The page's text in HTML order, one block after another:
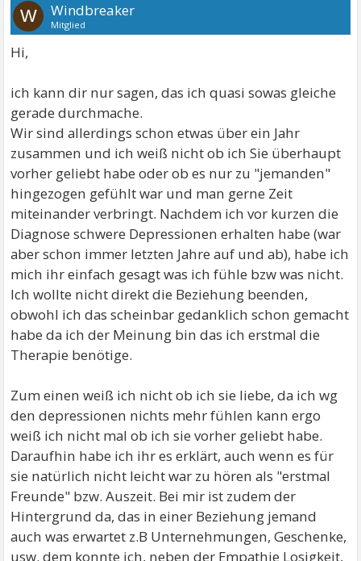
W Windbreaker
Mitglied
Hi,
ich kann dir nur sagen, das ich quasi sowas gleiche
gerade durchmache.
Wir sind allerdings schon etwas über ein Jahr
zusammen und ich weiß nicht ob ich Sie überhaupt
vorher geliebt habe oder ob es nur zu "jemanden"
hingezogen gefühlt war und man gerne Zeit
miteinander verbringt. Nachdem ich vor kurzen die
Diagnose schwere Depressionen erhalten habe (war
aber schon immer letzten Jahre auf und ab), habe ich
mich ihr einfach gesagt was ich fühle bzw was nicht.
Ich wollte nicht direkt die Beziehung beenden,
obwohl ich das scheinbar gedanklich schon gemacht
habe da ich der Meinung bin das ich erstmal die
Therapie benötige.
Zum einen weiß ich nicht ob ich sie liebe, da ich wg
den depressionen nichts mehr fühlen kann ergo
weiß ich nicht mal ob ich sie vorher geliebt habe.
Daraufhin habe ich ihr es erklärt, auch wenn es für
sie natürlich nicht leicht war zu hören als "erstmal
Freunde" bzw. Auszeit. Bei mir ist zudem der
Hintergrund da, das in einer Beziehung jemand
auch was erwartet z.B Unternehmungen, Geschenke,
usw. dem konnte ich, neben der Empathie Losigkeit,